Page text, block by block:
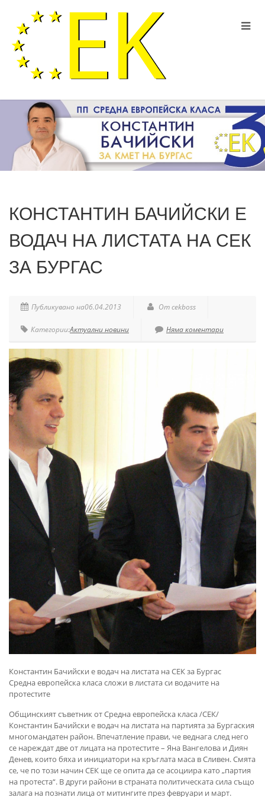
КОНСТАНТИН БАЧИЙСКИ Е
ВОДАЧ НА ЛИСТАТА НА СЕК
ЗА БУРГАС
Публикувано на06.04.2013 От cekboss
Категории:Актуални новини Няма коментари
Константин Бачийски е водач на листата на СЕК за Бургас
Средна европейска класа сложи в листата си водачите на
протестите
Общинският съветник от Средна европейска класа /СЕК/
Константин Бачийски е водач на листата на партията за Бургаския
многомандатен район. Впечатление прави, че веднага след него
се нареждат две от лицата на протестите – Яна Вангелова и Диян
Денев, които бяха и инициатори на кръглата маса в Сливен. Смята
се, че по този начин СЕК ще се опита да се асоциира като „партия
на протеста“. В други райони в страната политическата сила също
залага на познати лица от митингите през февруари и март.